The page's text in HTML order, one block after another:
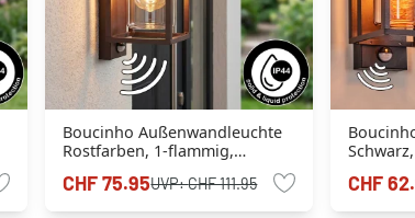
Boucinho Außenwandleuchte
Rostfarben, 1-flammig,
CHF 75.95UVP:CHF 111.95 CHF